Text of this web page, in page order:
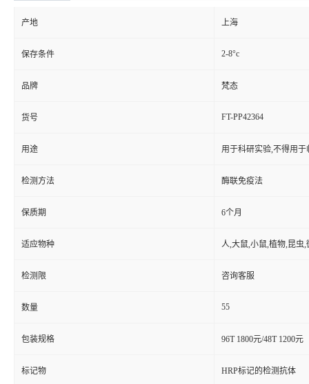
产地 上海
保存条件 2-8°c
品牌 梵态
货号 FT-PP42364
用途 用于科研实验,不得用于
检测方法 酶联免疫法
保质期 6个月
适应物种 人,大鼠,小鼠,植物,昆虫,
检测限 咨询客服
数量 55
包装规格 96T 1800元/48T 1200元
标记物 HRP标记的检测抗体